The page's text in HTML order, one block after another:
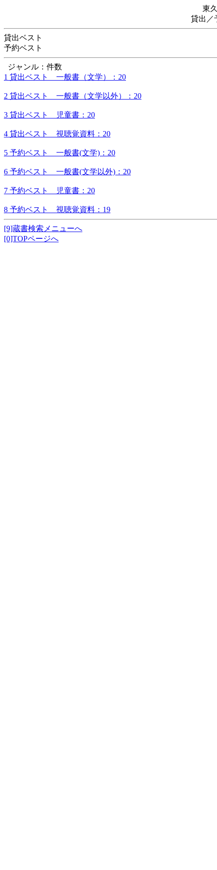
東
貸出／
貸出ベスト
予約ベスト
ジャンル：件数
1 貸出ベスト 一般書（文学）：20
2 貸出ベスト 一般書（文学以外）：20
3 貸出ベスト 児童書：20
4 貸出ベスト 視聴覚資料：20
5 予約ベスト 一般書(文学)：20
6 予約ベスト 一般書(文学以外)：20
7 予約ベスト 児童書：20
8 予約ベスト 視聴覚資料：19
[9]蔵書検索メニューへ
[0]TOPページへ